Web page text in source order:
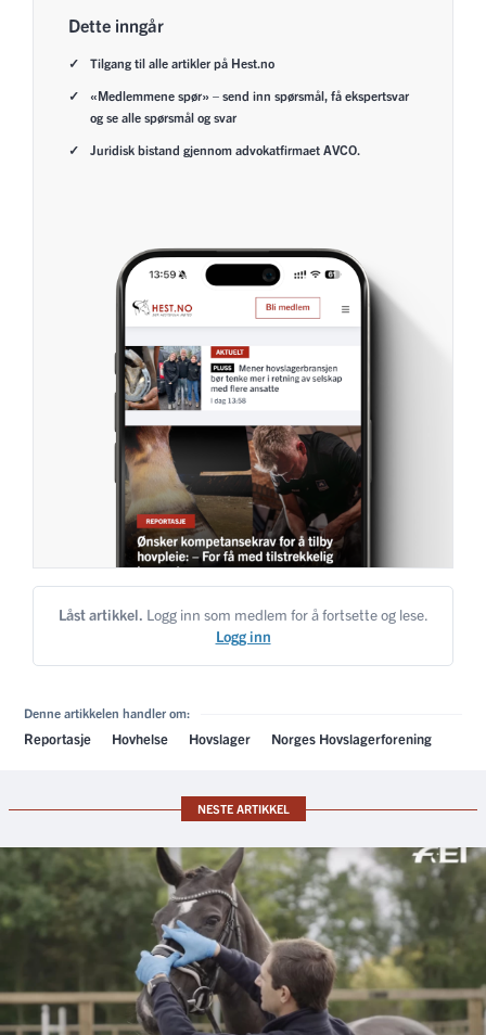
Dette inngår
Tilgang til alle artikler på Hest.no
«Medlemmene spør» – send inn spørsmål, få ekspertsvar
og se alle spørsmål og svar
Juridisk bistand gjennom advokatfirmaet AVCO.
Låst artikkel. Logg inn som medlem for å fortsette og lese.
Logg inn
Denne artikkelen handler om:
Reportasje Hovhelse Hovslager Norges Hovslagerforening
NESTE ARTIKKEL